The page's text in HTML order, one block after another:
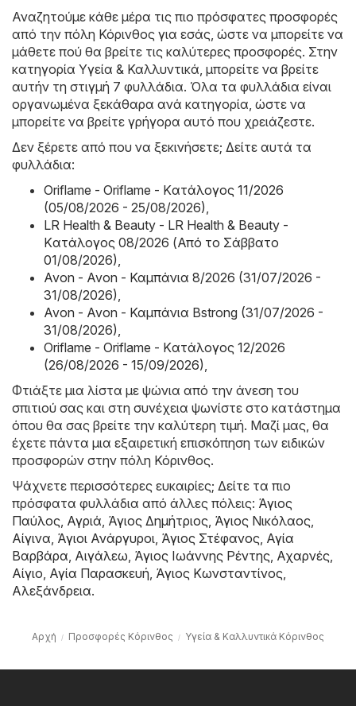
Αναζητούμε κάθε μέρα τις πιο πρόσφατες προσφορές
από την πόλη Κόρινθος για εσάς, ώστε να μπορείτε να
μάθετε πού θα βρείτε τις καλύτερες προσφορές. Στην
κατηγορία Υγεία & Καλλυντικά, μπορείτε να βρείτε
αυτήν τη στιγμή 7 φυλλάδια. Όλα τα φυλλάδια είναι
οργανωμένα ξεκάθαρα ανά κατηγορία, ώστε να
μπορείτε να βρείτε γρήγορα αυτό που χρειάζεστε.
Δεν ξέρετε από που να ξεκινήσετε; Δείτε αυτά τα
φυλλάδια:
Oriflame - Oriflame - Kατάλογος 11/2026
(05/08/2026 - 25/08/2026)
LR Health & Beauty - LR Health & Beauty -
Kατάλογος 08/2026 (Από το Σάββατο
01/08/2026)
Avon - Avon - Καμπάνια 8/2026 (31/07/2026 -
31/08/2026)
Avon - Avon - Καμπάνια Bstrong (31/07/2026 -
31/08/2026)
Oriflame - Oriflame - Kατάλογος 12/2026
(26/08/2026 - 15/09/2026)
Φτιάξτε μια λίστα με ψώνια από την άνεση του
σπιτιού σας και στη συνέχεια ψωνίστε στο κατάστημα
όπου θα σας βρείτε την καλύτερη τιμή. Μαζί μας, θα
έχετε πάντα μια εξαιρετική επισκόπηση των ειδικών
προσφορών στην πόλη Κόρινθος.
Ψάχνετε περισσότερες ευκαιρίες; Δείτε τα πιο
πρόσφατα φυλλάδια από άλλες πόλεις: Άγιος
Παύλος Αγριά Άγιος Δημήτριος Άγιος Νικόλαος
Αίγινα Άγιοι Ανάργυροι Άγιος Στέφανος Αγία
Βαρβάρα Αιγάλεω Άγιος Ιωάννης Ρέντης Αχαρνές
Αίγιο Αγία Παρασκευή Άγιος Κωνσταντίνος
Αλεξάνδρεια.
Αρχή Προσφορές Κόρινθος Υγεία & Καλλυντικά Κόρινθος